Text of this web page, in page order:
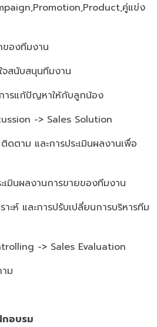
คู่แข่ง
ของทีมงาน
จสนับสนุนทีมงาน
ารแก้ปัญหาให้กับลูกน้อง
-> Sales Solution
ดตาม และการประเมินผลงานเพื่อ
เมินผลงานการขายของทีมงาน
ะห์ และการปรับเปลี่ยนการบริหารทีม
-> Sales Evaluation
ม
กอบรม